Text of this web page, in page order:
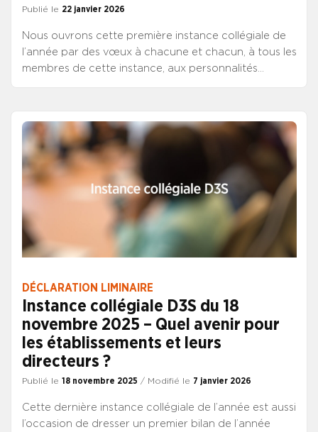
Publié le 22 janvier 2026
Nous ouvrons cette première instance collégiale de
l’année par des vœux à chacune et chacun, à tous les
membres de cette instance, aux personnalités
vœux aussi pour les travaux collectifs qui nous
mobilisent.
DÉCLARATION LIMINAIRE
Instance collégiale D3S du 18
novembre 2025 – Quel avenir pour
les établissements et leurs
directeurs ?
Publié le 18 novembre 2025 / Modifié le 7 janvier 2026
Cette dernière instance collégiale de l’année est aussi
l’occasion de dresser un premier bilan de l’année